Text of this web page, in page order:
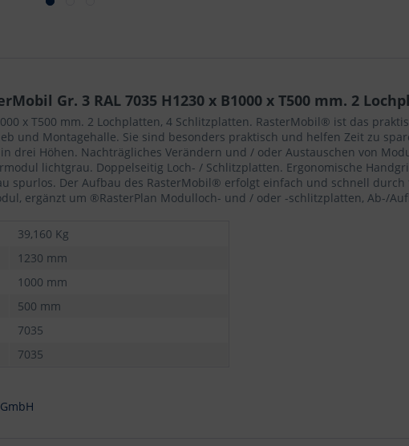
Gr. 3 RAL 7035 H1230 x B1000 x T500 mm. 2
x T500 mm. 2 Lochplatten, 4 Schlitzplatten. RasterMobil® ist das
und Montagehalle. Sie sind besonders praktisch und helfen Zeit zu
drei Höhen. Nachträgliches Verändern und / oder Austauschen von
lichtgrau. Doppelseitig Loch- / Schlitzplatten. Ergonomische
spurlos. Der Aufbau des RasterMobil® erfolgt einfach und schnell
ergänzt um ®RasterPlan Modulloch- und / oder -schlitzplatten, Ab-/
39,160 Kg
1230 mm
1000 mm
500 mm
7035
7035